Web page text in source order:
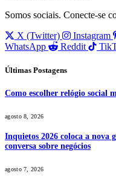
Somos sociais. Conecte-se
X (Twitter)
Instagram
WhatsApp
Reddit
Últimas Postagens
Como escolher relógio social
agosto 8, 2026
Inquietos 2026 coloca a nova
conversa sobre negócios
agosto 7, 2026